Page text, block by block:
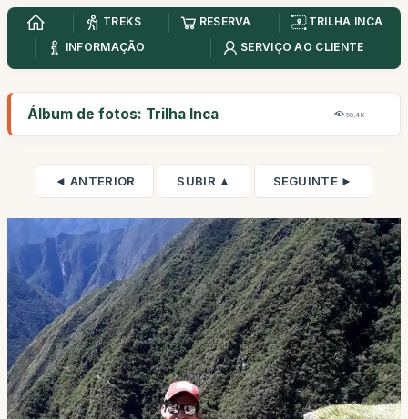
TREKS RESERVA
TRILHA INCA
INFORMAÇÃO
SERVIÇO AO CLIENTE
Álbum de fotos: Trilha Inca 50,4K
◄ ANTERIOR SUBIR ▲ SEGUINTE ►